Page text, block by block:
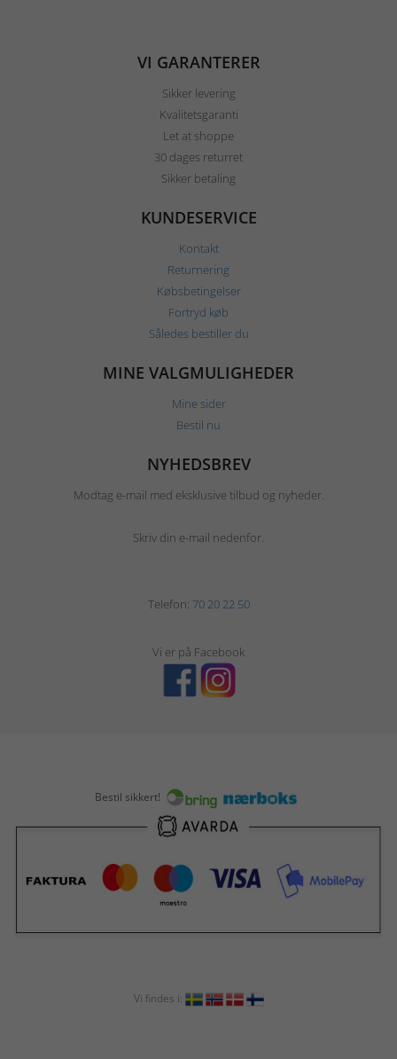
VI GARANTERER
Sikker levering
Kvalitetsgaranti
Let at shoppe
30 dages returret
Sikker betaling
KUNDESERVICE
Kontakt
Returnering
Købsbetingelser
Fortryd køb
Således bestiller du
MINE VALGMULIGHEDER
Mine sider
Bestil nu
NYHEDSBREV
Modtag e-mail med eksklusive tilbud og nyheder.
Skriv din e-mail nedenfor.
Telefon: 70 20 22 50
Vi er på Facebook
Bestil sikkert!
Vi findes i: